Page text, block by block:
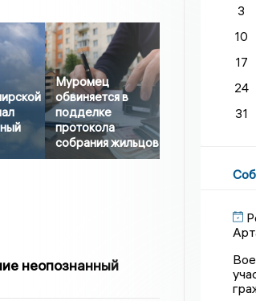
Муромец
обвиняется в
подделке
протокола
собрания жильцов
неопознанный
3
10
17
24
31